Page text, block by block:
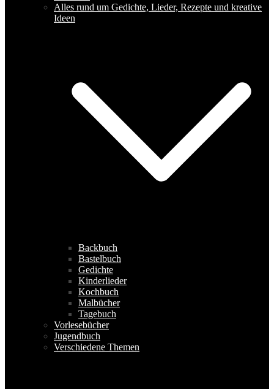
Alles rund um Gedichte, Lieder, Rezepte und kreative
Ideen
Backbuch
Bastelbuch
Gedichte
Kinderlieder
Kochbuch
Malbücher
Tagebuch
Vorlesebücher
Jugendbuch
Verschiedene Themen